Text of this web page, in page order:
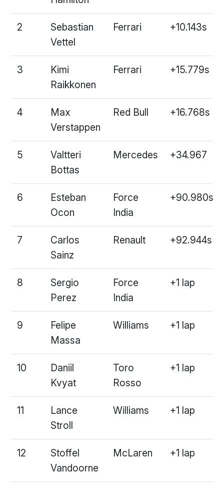
2
Sebastian
Vettel
Ferrari +10.143s
3
Kimi
Raikkonen
Ferrari +15.779s
4
Max
Verstappen
Red Bull +16.768s
5
Valtteri
Bottas
Mercedes +34.967
6
Esteban
Ocon
Force
India
+90.980s
7
Carlos
Sainz
Renault +92.944s
8
Sergio
Perez
Force
India
+1 lap
9
Felipe
Massa
Williams +1 lap
10
Daniil
Kvyat
Toro
Rosso
+1 lap
11
Lance
Stroll
Williams +1 lap
12
Stoffel
Vandoorne
McLaren +1 lap